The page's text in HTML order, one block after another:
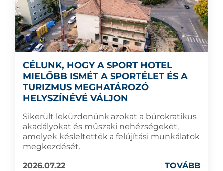
CÉLUNK, HOGY A SPORT HOTEL
MIELŐBB ISMÉT A SPORTÉLET ÉS A
TURIZMUS MEGHATÁROZÓ
HELYSZÍNÉVÉ VÁLJON
Sikerült leküzdenünk azokat a bürokratikus
akadályokat és műszaki nehézségeket,
amelyek késleltették a felújítási munkálatok
megkezdését.
2026.07.22
TOVÁBB